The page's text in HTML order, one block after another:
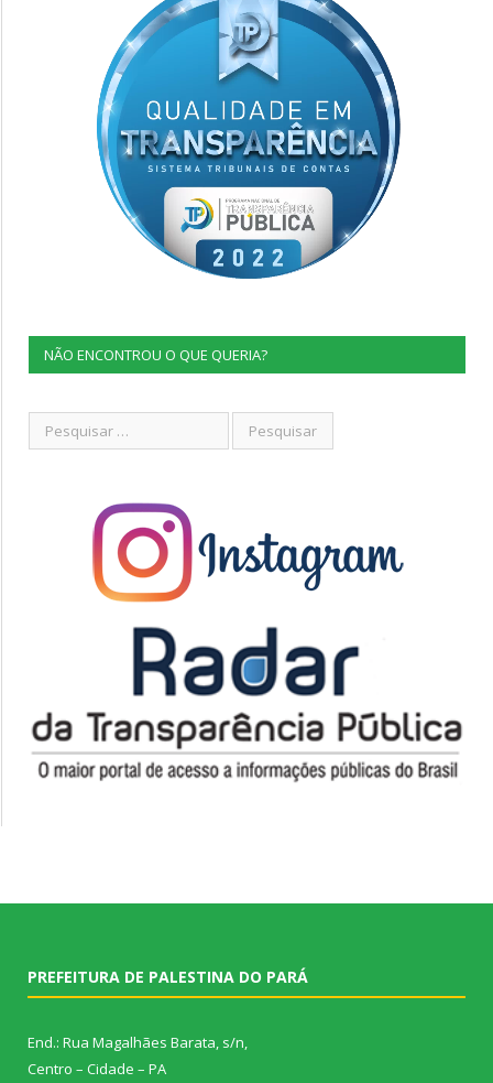
NÃO ENCONTROU O QUE QUERIA?
PREFEITURA DE PALESTINA DO PARÁ
End.: Rua Magalhães Barata, s/n,
Centro – Cidade – PA